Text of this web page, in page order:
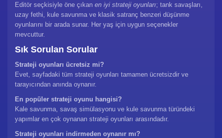
Editör seçkisiyle öne çıkan en iyi strateji oyunları; tank savaşları,
uzay fethi, kule savunma ve klasik satranç benzeri düşünme
oyunlarını bir arada sunar. Her yaş için uygun seçenekler
mevcuttur.
Sık Sorulan Sorular
Strateji oyunları ücretsiz mi?
Evet, sayfadaki tüm strateji oyunları tamamen ücretsizdir ve
tarayıcından anında oynanır.
En popüler strateji oyunu hangisi?
Kale savunma, savaş simülasyonu ve kule savunma türündeki
yapımlar en çok oynanan strateji oyunları arasındadır.
Strateji oyunları indirmeden oynanır mı?